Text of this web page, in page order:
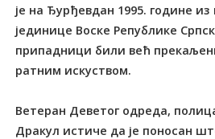
је на Ђурђевдан 1995. године
јединице Воске Републике
припадници били већ
ратним искуством.
Ветеран Деветог одреда,
Дракул истиче да је поносан